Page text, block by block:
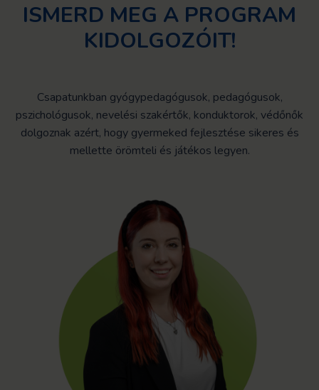
ISMERD MEG A PROGRAM
KIDOLGOZÓIT!
Csapatunkban gyógypedagógusok, pedagógusok,
pszichológusok, nevelési szakértők, konduktorok, védőnők
dolgoznak azért, hogy gyermeked fejlesztése sikeres és
mellette örömteli és játékos legyen.